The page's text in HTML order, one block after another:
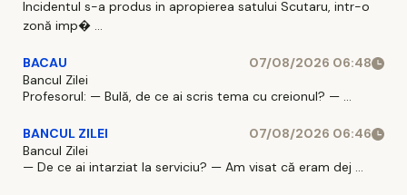
Incidentul s-a produs in apropierea satului Scutaru, intr-o
zonă imp� ...
BACAU
07/08/2026 06:48
Bancul Zilei
Profesorul: — Bulă, de ce ai scris tema cu creionul? — ...
BANCUL ZILEI
07/08/2026 06:46
Bancul Zilei
— De ce ai intarziat la serviciu? — Am visat că eram dej ...